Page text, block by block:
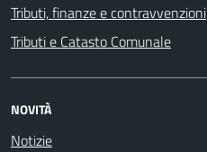
Tributi, finanze e contravvenzioni
Tributi e Catasto Comunale
NOVITÀ
Notizie